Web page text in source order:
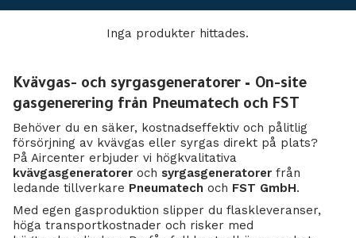
Inga produkter hittades.
Kvävgas- och syrgasgeneratorer – On-site
gasgenerering från Pneumatech och FST
Behöver du en säker, kostnadseffektiv och pålitlig
försörjning av kvävgas eller syrgas direkt på plats?
På Aircenter erbjuder vi högkvalitativa
kvävgasgeneratorer och syrgasgeneratorer från
ledande tillverkare Pneumatech och FST GmbH.
Med egen gasproduktion slipper du flaskleveranser,
höga transportkostnader och risker med